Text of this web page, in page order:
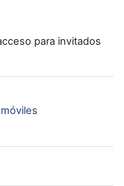
para invitados